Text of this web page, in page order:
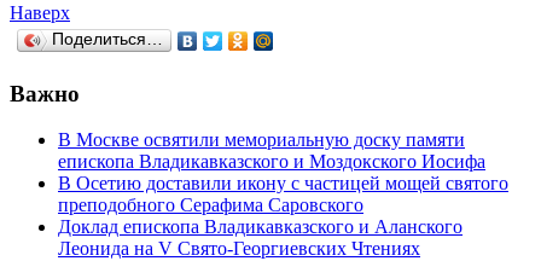
Наверх
Поделиться…
Важно
В Москве освятили мемориальную доску памяти
епископа Владикавказского и Моздокского Иосифа
В Осетию доставили икону с частицей мощей святого
преподобного Серафима Саровского
Доклад епископа Владикавказского и Аланского
Леонида на V Свято-Георгиевских Чтениях